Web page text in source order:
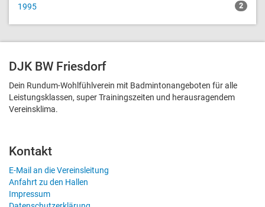
1995 2
DJK BW Friesdorf
Dein Rundum-Wohlfühlverein mit Badmintonangeboten für alle
Leistungsklassen, super Trainingszeiten und heraus­ragendem
Vereinsklima.
Kontakt
E-Mail an die Vereinsleitung
Anfahrt zu den Hallen
Impressum